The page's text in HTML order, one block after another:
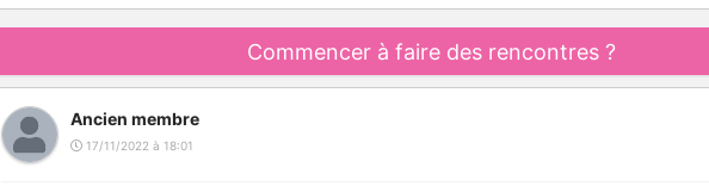
Commencer à faire des rencontres ?
Ancien membre
17/11/2022 à 18:01